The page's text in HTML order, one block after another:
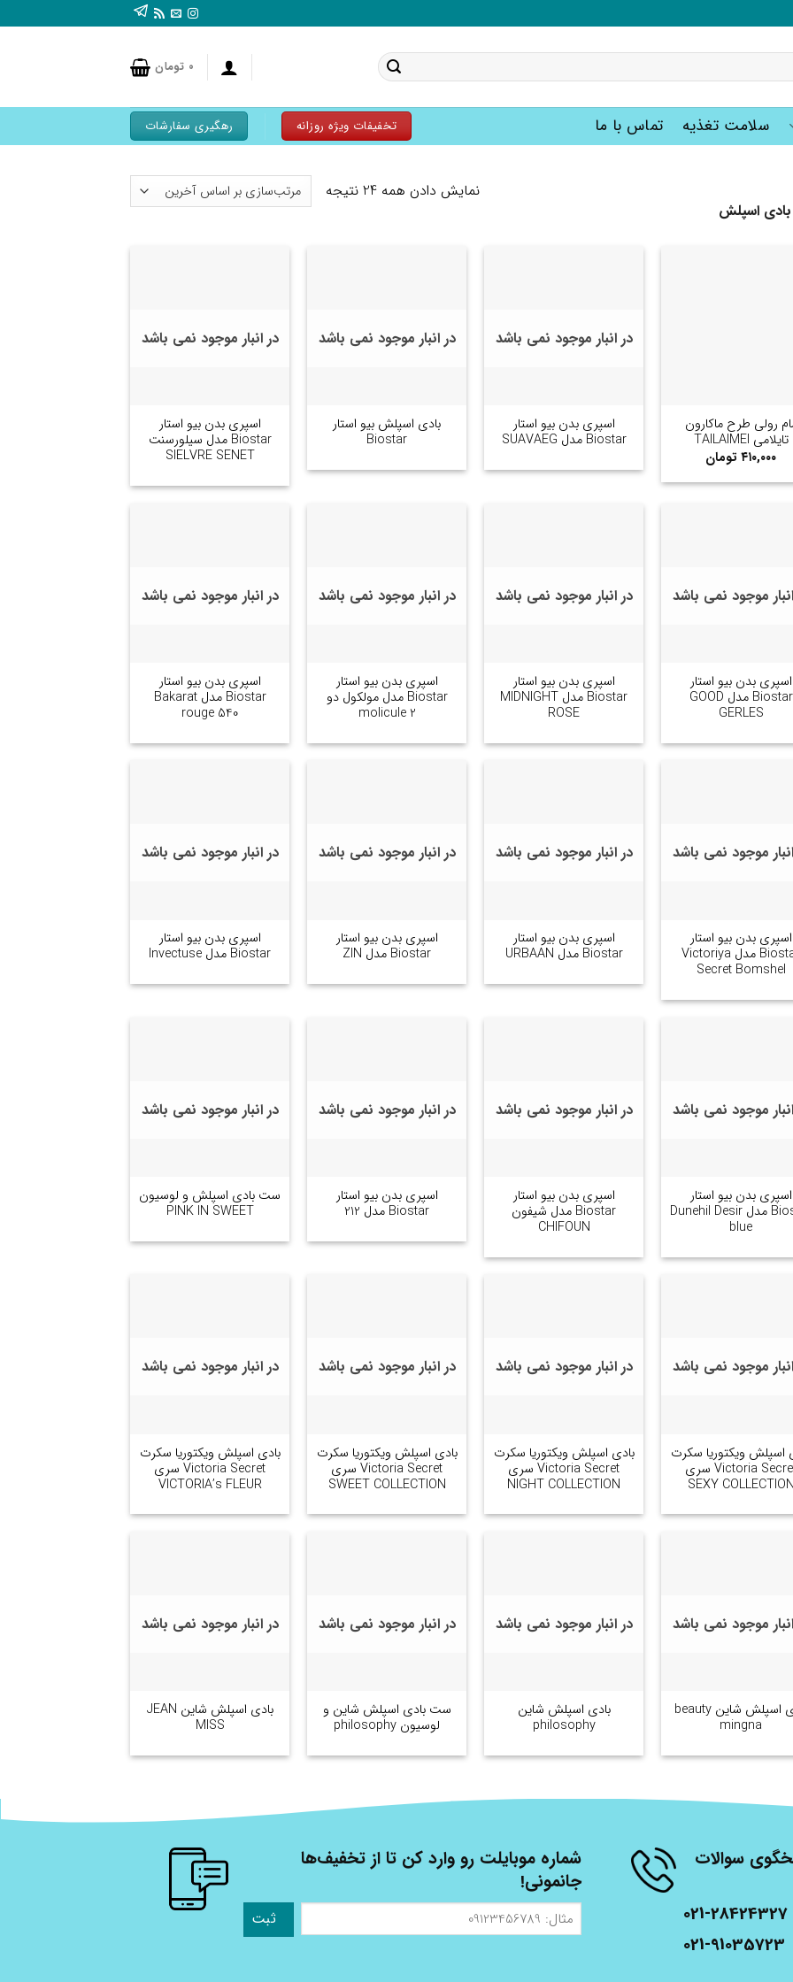
۰ تومان
سلامت تغذیه تماس با ما تخفیفات ویژه روزانه رهگیری سفارشات
بادی اسپلش
نمایش دادن همه 24 نتیجه
رولی طرح ماکارون
تایلامی TAILAIMEI
۴۱۰,۰۰۰ تومان
در انبار موجود نمی باشد
اسپری بدن بیو استار
Biostar مدل SUAVAEG
در انبار موجود نمی باشد
بادی اسپلش بیو استار
Biostar
در انبار موجود نمی باشد
اسپری بدن بیو استار
Biostar مدل سیلورسنت
SIELVRE SENET
موجود نمی باشد
اسپری بدن بیو استار
Biostar مدل GOOD
GERLES
در انبار موجود نمی باشد
اسپری بدن بیو استار
Biostar مدل MIDNIGHT
ROSE
در انبار موجود نمی باشد
اسپری بدن بیو استار
Biostar مدل مولکول دو
molicule 2
در انبار موجود نمی باشد
اسپری بدن بیو استار
Biostar مدل Bakarat
rouge 540
موجود نمی باشد
اسپری بدن بیو استار
Biostar مدل Victoriya
Secret Bomshel
در انبار موجود نمی باشد
اسپری بدن بیو استار
Biostar مدل URBAAN
در انبار موجود نمی باشد
اسپری بدن بیو استار
Biostar مدل ZIN
در انبار موجود نمی باشد
اسپری بدن بیو استار
Biostar مدل Invectuse
موجود نمی باشد
اسپری بدن بیو استار
Biostar مدل Dunehil Desir
blue
در انبار موجود نمی باشد
اسپری بدن بیو استار
Biostar مدل شیفون
CHIFOUN
در انبار موجود نمی باشد
اسپری بدن بیو استار
Biostar مدل 212
در انبار موجود نمی باشد
ست بادی اسپلش و لوسیون
PINK IN SWEET
موجود نمی باشد
اسپلش ویکتوریا سکرت
Victoria Secret سری
SEXY COLLECTION
در انبار موجود نمی باشد
بادی اسپلش ویکتوریا سکرت
Victoria Secret سری
NIGHT COLLECTION
در انبار موجود نمی باشد
بادی اسپلش ویکتوریا سکرت
Victoria Secret سری
SWEET COLLECTION
در انبار موجود نمی باشد
بادی اسپلش ویکتوریا سکرت
Victoria Secret سری
VICTORIA’s FLEUR
موجود نمی باشد
بادی اسپلش شاین beauty
mingna
در انبار موجود نمی باشد
بادی اسپلش شاین
philosophy
در انبار موجود نمی باشد
ست بادی اسپلش شاین و
لوسیون philosophy
در انبار موجود نمی باشد
بادی اسپلش شاین JEAN
MISS
از ساعت 9 الی 17 پاسخگوی سوالات
021-28424327
021-91035723
شماره موبایلت رو وارد کن تا از تخفیف‌ها
جانمونی!
مثال:
09123456789